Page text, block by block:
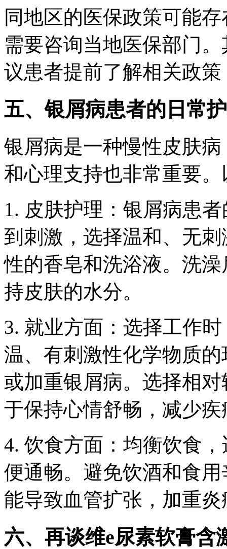
同地区的医保政策可能
需要咨询当地医保部门
议患者提前了解相关政
五、银屑病患者的日常
银屑病是一种慢性皮肤
和心理支持也非常重要
1. 皮肤护理：银屑病患
到刺激，选择温和、无
性的香皂和洗浴液。洗
持皮肤的水分。
3. 就业方面：选择工作
温、有刺激性化学物质
或加重银屑病。选择相
于保持心情舒畅，减少
4. 饮食方面：均衡饮食
便通畅。避免饮酒和食
能导致血管扩张，加重
六、再谈维e尿素软膏含